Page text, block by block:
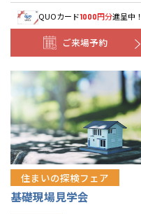
QUOカード1000円分進呈中！
ご来場予約
住まいの探検フェア
基礎現場見学会